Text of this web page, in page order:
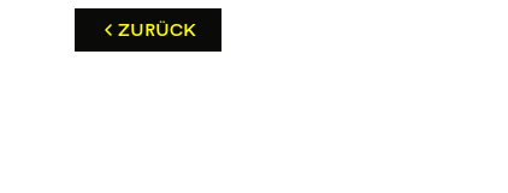
ZURÜCK